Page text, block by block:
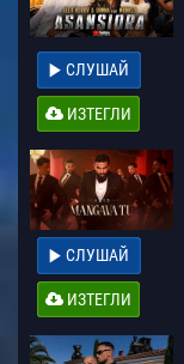
СЛУШАЙ
ИЗТЕГЛИ
СЛУШАЙ
ИЗТЕГЛИ